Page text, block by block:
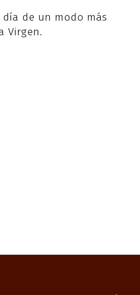
de un modo más
Virgen.